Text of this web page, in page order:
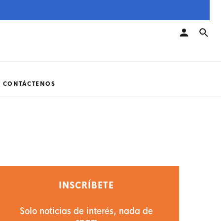
CONTÁCTENOS
INSCRÍBETE
Solo noticias de interés, nada de